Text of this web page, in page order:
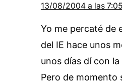
13/08/2004 a las
Yo me percaté de
del IE hace unos
unos días dí con
Pero de momento